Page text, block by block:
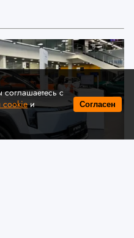
с
cookieи
Согласен